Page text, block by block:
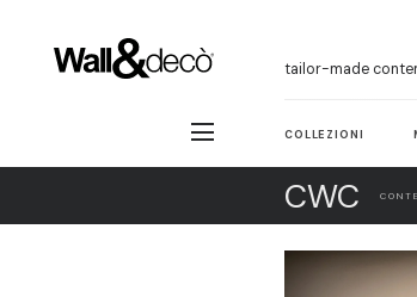
tailor-made
COLLEZIONI
CWC